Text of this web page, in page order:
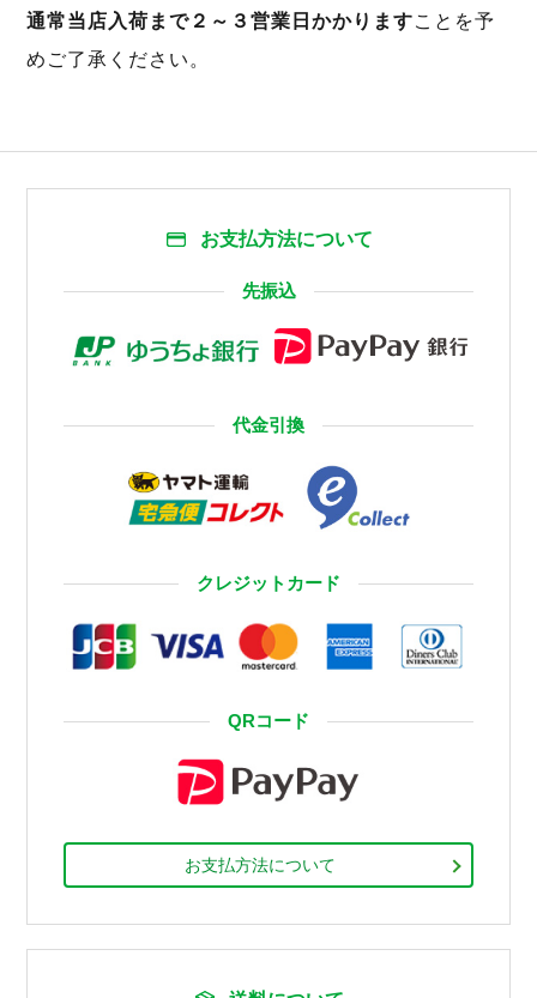
通常当店入荷まで２～３営業日かかりますことを予
めご了承ください。
お支払方法について
先振込
代金引換
クレジットカード
QRコード
お支払方法について